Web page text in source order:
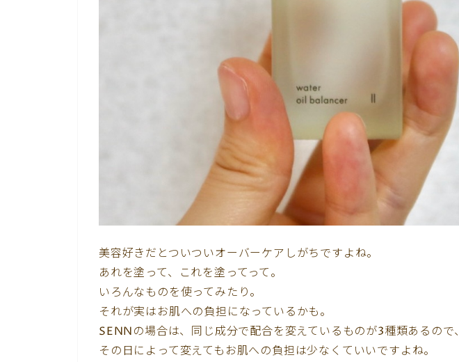
美容好きだとついついオーバーケアしがちですよね。
あれを塗って、これを塗ってって。
いろんなものを使ってみたり。
それが実はお肌への負担になっているかも。
SENNの場合は、同じ成分で配合を変えているものが3種類あるので、
その日によって変えてもお肌への負担は少なくていいですよね。